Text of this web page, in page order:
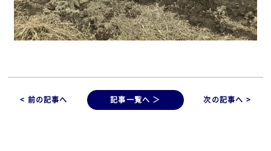
< 前の記事へ 記事一覧へ ＞ 次の記事へ >